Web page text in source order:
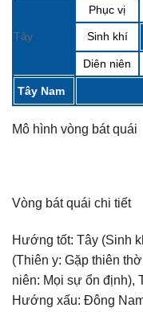
Tây
Phục vị
Sinh khí
Diên niên
Tây Nam
Mô hình vòng bát quái
Vòng bát quái chi tiết
Hướng tốt: Tây (Sinh
(Thiên y: Gặp thiên
niên: Mọi sự ổn định),
Hướng xấu: Đông